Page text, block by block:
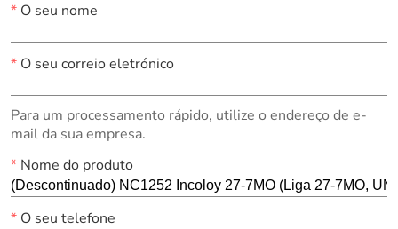
*O seu nome
*O seu correio eletrónico
Para um processamento rápido, utilize o endereço de e-
mail da sua empresa.
*Nome do produto
*O seu telefone